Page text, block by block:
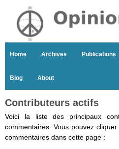
Home Archives Publications
Blog About
Contributeurs actifs
Voici la liste des principaux
commentaires. Vous pouvez
commentaires dans cette page :